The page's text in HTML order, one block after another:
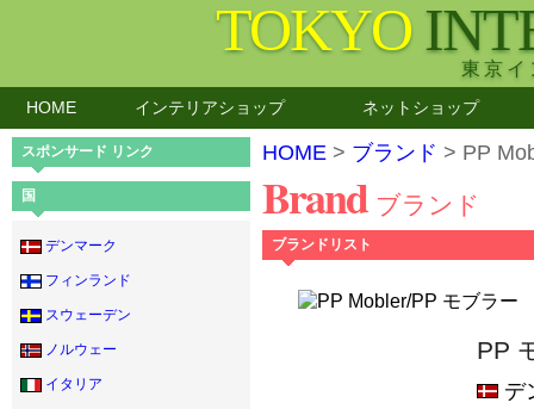
TOKYO
東京イ
HOME インテリアショップ ネットショップ
スポンサード リンク
国
デンマーク
フィンランド
スウェーデン
ノルウェー
イタリア
HOME > ブランド > PP
Brand ブランド
ブランドリスト
PP
デ